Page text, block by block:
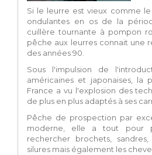
Si le leurre est vieux comme
ondulantes en os de la
cuillère tournante à pompon
pêche aux leurres connait une
des années 90.
Sous l'impulsion de
américaines et japonaises, la
France a vu l'explosion des
de plus en plus adaptés à ses
Pêche de prospection par
moderne, elle a tout pour
rechercher brochets, sandres,
silures mais également les